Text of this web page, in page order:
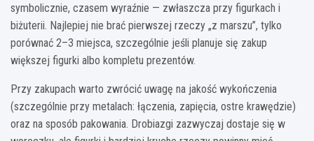
symbolicznie, czasem wyraźnie — zwłaszcza przy figurkach i
biżuterii. Najlepiej nie brać pierwszej rzeczy „z marszu”, tylko
porównać 2–3 miejsca, szczególnie jeśli planuje się zakup
większej figurki albo kompletu prezentów.
Przy zakupach warto zwrócić uwagę na jakość wykończenia
(szczególnie przy metalach: łączenia, zapięcia, ostre krawędzie)
oraz na sposób pakowania. Drobiazgi zazwyczaj dostaje się w